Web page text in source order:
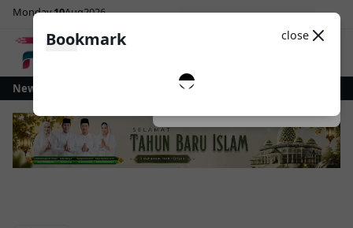
Monday10Aug2026
Light
News
Warisan Budaya, Pemkot Kotamobagu Wajibkan Tari Dana-Dana dan
Bookmark close